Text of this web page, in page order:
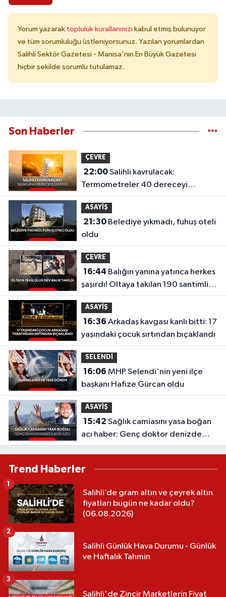
Yorum yazarak topluluk kurallarımızı kabul etmiş bulunuyor
ve tüm sorumluluğu üstleniyorsunuz. Yazılan yorumlardan
Salihli Sektör Gazetesi - Manisa'nın En Büyük Gazetesi
hiçbir şekilde sorumlu tutulamaz.
Son Haberler
ÇEVRE
22:00Salihli kavrulacak:
Termometreler 40 dereceyi
gösterecek
ASAYİŞ
21:30Belediye yıkmadı, fuhuş oteli
oldu
ÇEVRE
16:44
şaşırdı! Oltaya takılan 190 santimlik
dev yayın balığı
ASAYİŞ
16:36
yaşındaki çocuk sırtından bıçaklandı
SELENDİ
16:06
başkanı Hafize Gürcan oldu
ASAYİŞ
15:42
acı haber: Genç doktor denizde
boğuldu
Trend Haberler
Salihli’de gram altın ve çeyrek altın
fiyatları bugün ne kadar oldu?
(06.08.2026)
1
Salihli Günlük Hava Durumu - Günlük
ve Haftalık Tahmin
2
Salihli'de Zincir Marketlerin Fiyat
3